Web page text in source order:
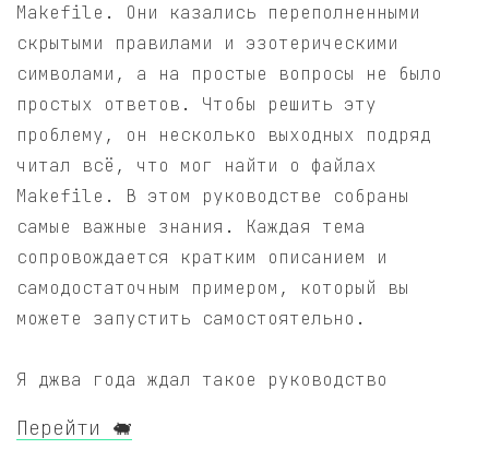
Makefile. Они казались переполненными
скрытыми правилами и эзотерическими
символами, а на простые вопросы не было
простых ответов. Чтобы решить эту
проблему, он несколько выходных подряд
читал всё, что мог найти о файлах
Makefile. В этом руководстве собраны
самые важные знания. Каждая тема
сопровождается кратким описанием и
самодостаточным примером, который вы
можете запустить самостоятельно.
Я джва года ждал такое руководство
Перейти 🐖